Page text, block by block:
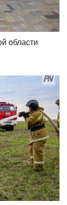
области